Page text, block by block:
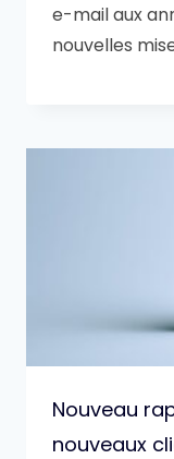
e-mail aux
nouvelles
Nouveau
nouveaux